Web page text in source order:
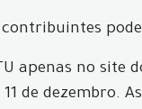
contribuintes
apenas no
de dezembro.